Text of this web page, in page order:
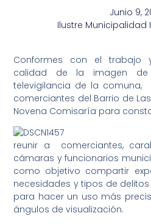
Junio 9,
Ilustre
Conformes con el trabajo
calidad de la imagen
televigilancia de la
comerciantes del Barrio de
Novena Comisaría para
reunir a comerciantes,
cámaras y funcionarios
como objetivo compartir
necesidades y tipos de
para hacer un uso más
ángulos de visualización.